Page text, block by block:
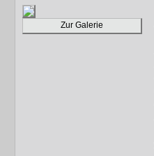
Zur Galerie